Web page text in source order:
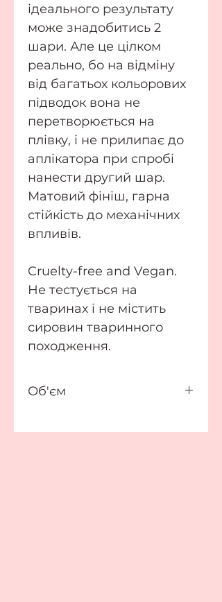
ідеального результату
може знадобитись 2
шари. Але це цілком
реально, бо на відміну
від багатьох кольорових
підводок вона не
перетворюється на
плівку, і не прилипає до
аплікатора при спробі
нанести другий шар.
Матовий фініш, гарна
стійкість до механічних
впливів.
Cruelty-free and Vegan.
Не тестується на
тваринах і не містить
сировин тваринного
походження.
Об'єм